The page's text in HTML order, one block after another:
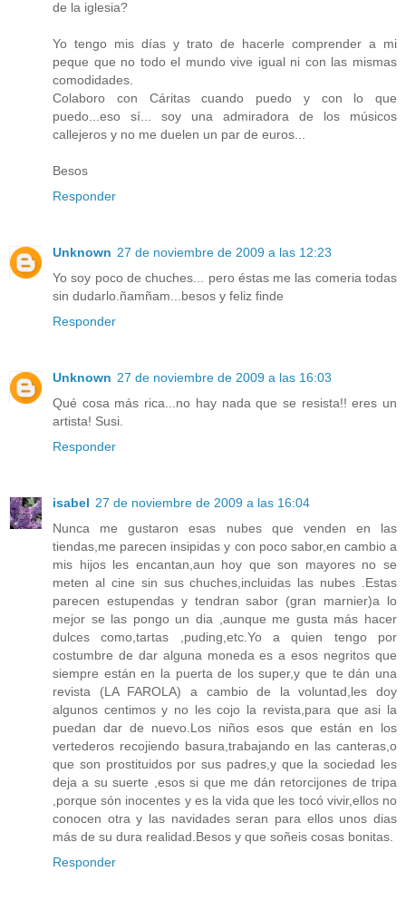
de la iglesia?
Yo tengo mis días y trato de hacerle comprender a mi
peque que no todo el mundo vive igual ni con las mismas
comodidades.
Colaboro con Cáritas cuando puedo y con lo que
puedo...eso sí... soy una admiradora de los músicos
callejeros y no me duelen un par de euros...
Besos
Responder
Unknown 27 de noviembre de 2009 a las 12:23
Yo soy poco de chuches... pero éstas me las comeria todas
sin dudarlo.ñamñam...besos y feliz finde
Responder
Unknown 27 de noviembre de 2009 a las 16:03
Qué cosa más rica...no hay nada que se resista!! eres un
artista! Susi.
Responder
isabel 27 de noviembre de 2009 a las 16:04
Nunca me gustaron esas nubes que venden en las
tiendas,me parecen insipidas y con poco sabor,en cambio a
mis hijos les encantan,aun hoy que son mayores no se
meten al cine sin sus chuches,incluidas las nubes .Estas
parecen estupendas y tendran sabor (gran marnier)a lo
mejor se las pongo un dia ,aunque me gusta más hacer
dulces como,tartas ,puding,etc.Yo a quien tengo por
costumbre de dar alguna moneda es a esos negritos que
siempre están en la puerta de los super,y que te dán una
revista (LA FAROLA) a cambio de la voluntad,les doy
algunos centimos y no les cojo la revista,para que asi la
puedan dar de nuevo.Los niños esos que están en los
vertederos recojiendo basura,trabajando en las canteras,o
que son prostituidos por sus padres,y que la sociedad les
deja a su suerte ,esos si que me dán retorcijones de tripa
,porque són inocentes y es la vida que les tocó vivir,ellos no
conocen otra y las navidades seran para ellos unos dias
más de su dura realidad.Besos y que soñeis cosas bonitas.
Responder